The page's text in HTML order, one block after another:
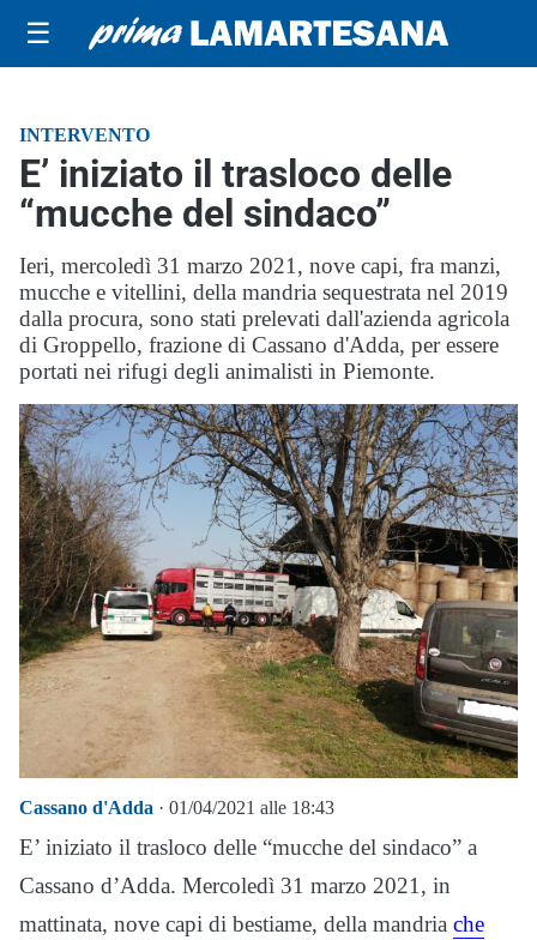
☰
INTERVENTO
E’ iniziato il trasloco delle
“mucche del sindaco”
Ieri, mercoledì 31 marzo 2021, nove capi, fra manzi,
mucche e vitellini, della mandria sequestrata nel 2019
dalla procura, sono stati prelevati dall'azienda agricola
di Groppello, frazione di Cassano d'Adda, per essere
portati nei rifugi degli animalisti in Piemonte.
Cassano d'Adda · 01/04/2021 alle 18:43
E’ iniziato il trasloco delle “mucche del sindaco” a
Cassano d’Adda. Mercoledì 31 marzo 2021, in
mattinata, nove capi di bestiame, della mandria che